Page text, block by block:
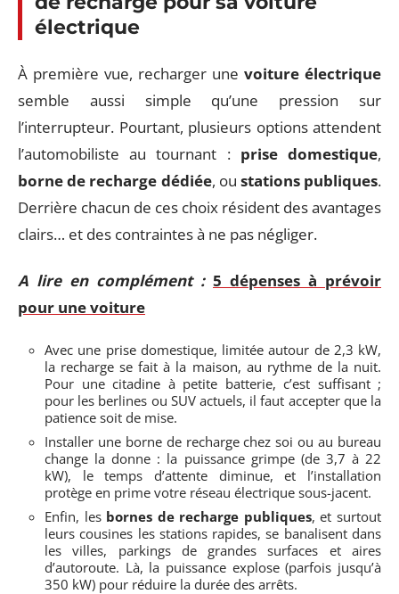
électrique
À première vue, recharger une voiture électrique
semble aussi simple qu’une pression sur
l’interrupteur. Pourtant, plusieurs options attendent
l’automobiliste au tournant : prise domestique,
borne de recharge dédiée, ou stations publiques.
Derrière chacun de ces choix résident des avantages
clairs… et des contraintes à ne pas négliger.
A lire en complément : 5 dépenses à prévoir
pour une voiture
Avec une prise domestique, limitée autour de 2,3 kW,
la recharge se fait à la maison, au rythme de la nuit.
Pour une citadine à petite batterie, c’est suffisant ;
pour les berlines ou SUV actuels, il faut accepter que la
patience soit de mise.
Installer une borne de recharge chez soi ou au bureau
change la donne : la puissance grimpe (de 3,7 à 22
kW), le temps d’attente diminue, et l’installation
protège en prime votre réseau électrique sous-jacent.
Enfin, les bornes de recharge publiques, et surtout
leurs cousines les stations rapides, se banalisent dans
les villes, parkings de grandes surfaces et aires
d’autoroute. Là, la puissance explose (parfois jusqu’à
350 kW) pour réduire la durée des arrêts.